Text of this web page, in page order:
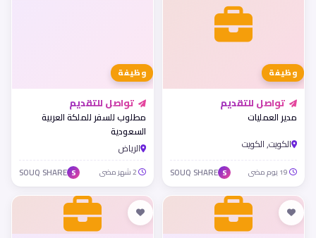
وظيفة
تواصل للتقديم
مدير العمليات
الكويت, الكويت
S
SOUQ SHARE
وظيفة
تواصل للتقديم
مطلوب للسفر للملكة العربية
السعودية
الرياض
S
SOUQ SHARE